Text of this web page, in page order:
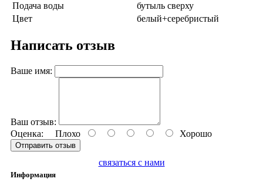
Подача воды
бутыль сверху
Цвет
белый+серебристый
Написать отзыв
Ваше имя:
Ваш отзыв:
Оценка: Плохо Хорошо
Отправить отзыв
связаться с нами
Информация